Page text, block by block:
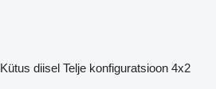
Kütus diisel Telje konfiguratsioon 4x2